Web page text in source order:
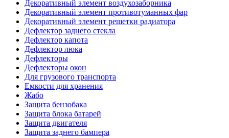
Декоративный элемент воздухозаборника
Декоративный элемент противотуманных фар
Декоративный элемент решетки радиатора
Дефлектор заднего стекла
Дефлектор капота
Дефлектор люка
Дефлекторы
Дефлекторы окон
Для грузового транспорта
Емкости для хранения
Жабо
Защита бензобака
Защита блока батарей
Защита двигателя
Защита заднего бампера